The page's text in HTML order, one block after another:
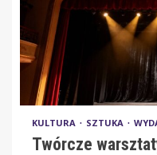
KULTURA SZTUKA
Twórcze